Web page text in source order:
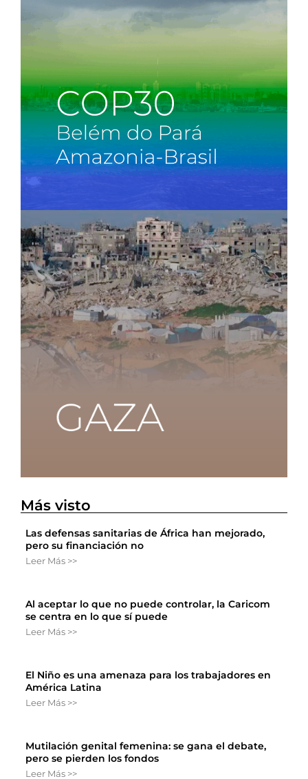
Más visto
Las defensas sanitarias de África han mejorado,
pero su financiación no
Leer Más >>
Al aceptar lo que no puede controlar, la Caricom
se centra en lo que sí puede
Leer Más >>
El Niño es una amenaza para los trabajadores en
América Latina
Leer Más >>
Mutilación genital femenina: se gana el debate,
pero se pierden los fondos
Leer Más >>